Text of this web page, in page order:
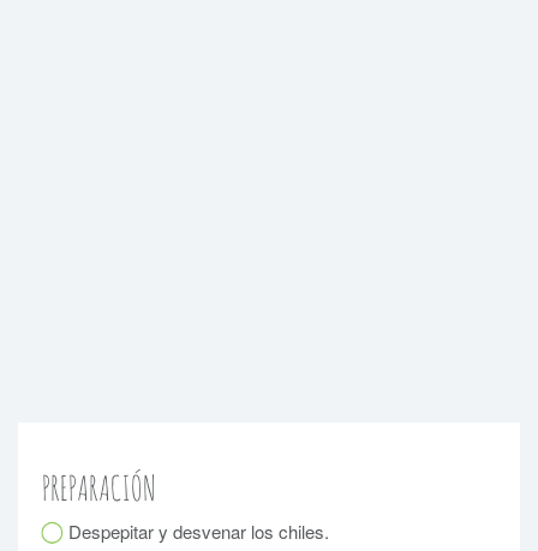
PREPARACIÓN
Despepitar y desvenar los chiles.